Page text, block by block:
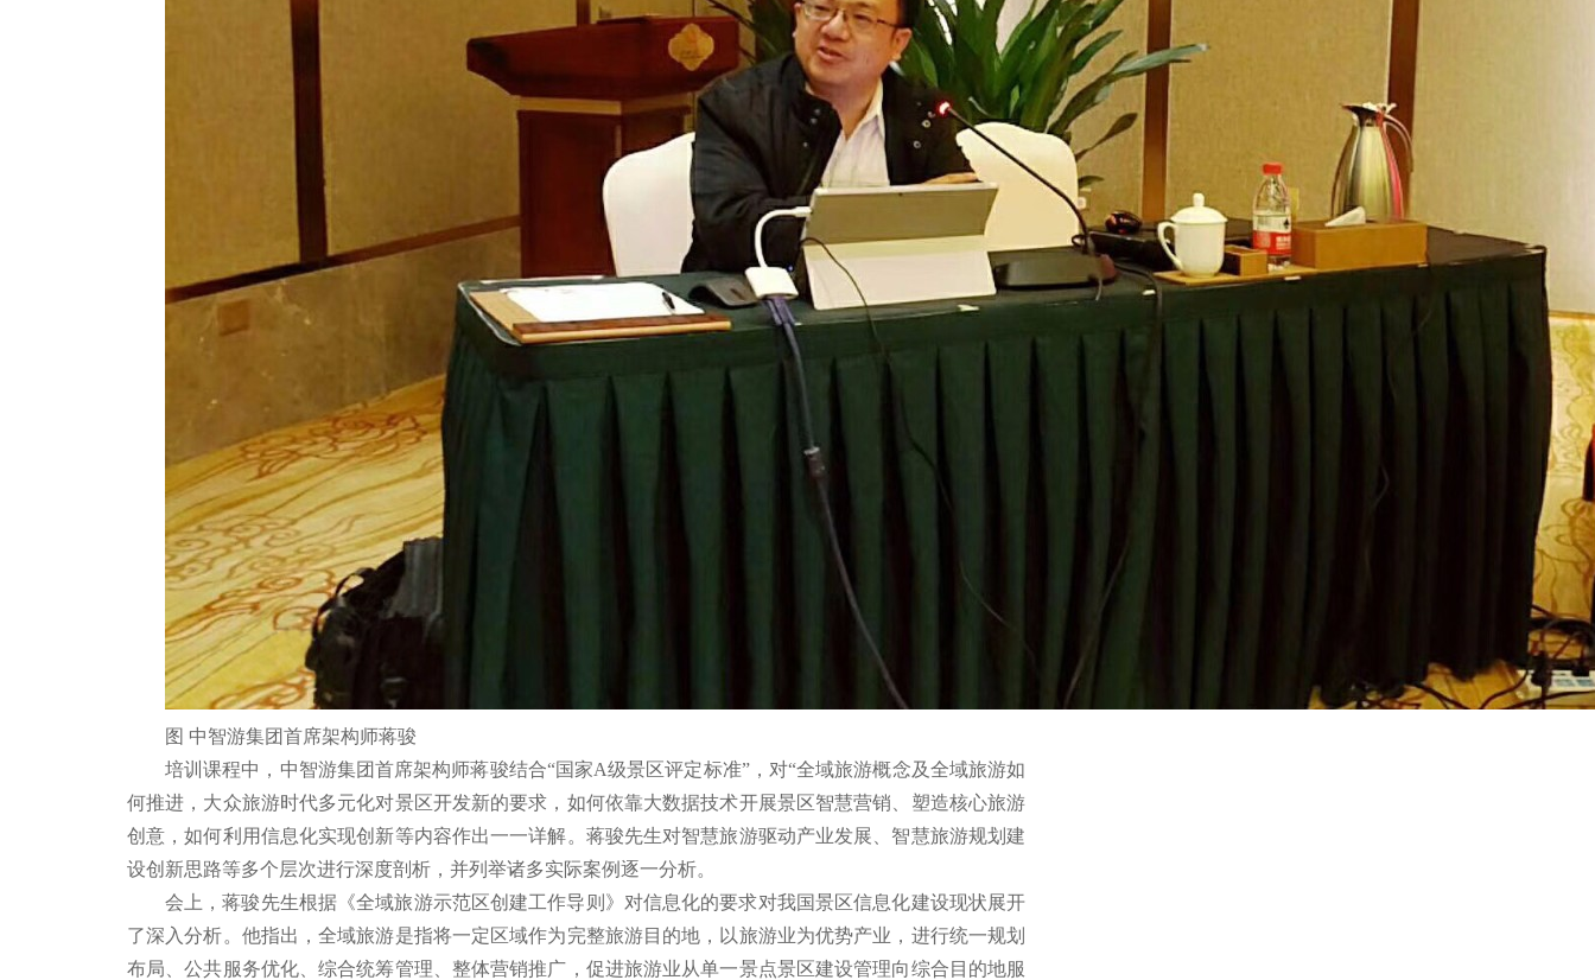
图 中智游集团首席架构师蒋骏
培训课程中，中智游集团首席架构师蒋骏结合“国家A级景区评定标准”，对“全域旅游概念及全域旅游如
何推进，大众旅游时代多元化对景区开发新的要求，如何依靠大数据技术开展景区智慧营销、塑造核心旅游
创意，如何利用信息化实现创新等内容作出一一详解。蒋骏先生对智慧旅游驱动产业发展、智慧旅游规划建
设创新思路等多个层次进行深度剖析，并列举诸多实际案例逐一分析。
会上，蒋骏先生根据《全域旅游示范区创建工作导则》对信息化的要求对我国景区信息化建设现状展开
了深入分析。他指出，全域旅游是指将一定区域作为完整旅游目的地，以旅游业为优势产业，进行统一规划
布局、公共服务优化、综合统筹管理、整体营销推广，促进旅游业从单一景点景区建设管理向综合目的地服